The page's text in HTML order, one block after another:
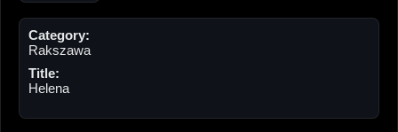
Category:
Rakszawa
Title:
Helena